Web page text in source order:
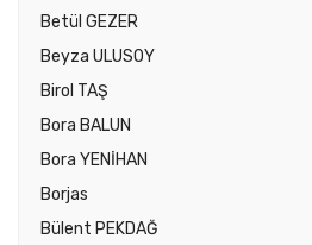
Betül GEZER
Beyza ULUSOY
Birol TAŞ
Bora BALUN
Bora YENİHAN
Borjas
Bülent PEKDAĞ